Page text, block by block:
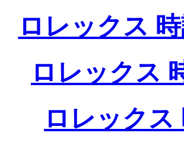
ロレックス
ロレックス
ロレックス